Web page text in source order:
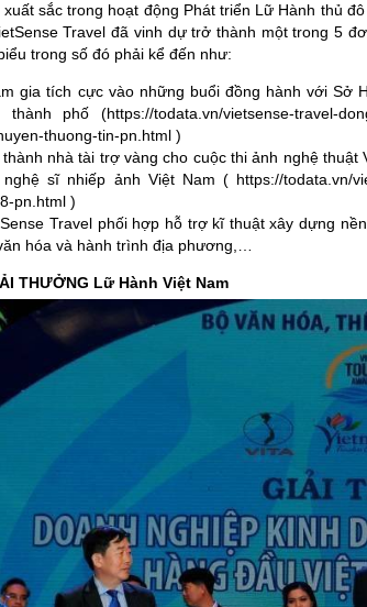
sắc trong hoạt động Phát triển Lữ Hành thủ
Travel đã vinh dự trở thành một trong 5
trong số đó phải kể đến như:
gia tích cực vào những buổi đồng hành với Sở
thành phố (https://todata.vn/vietsense-travel-
thuong-tin-pn.html )
nhà tài trợ vàng cho cuộc thi ảnh nghệ
nghệ sĩ nhiếp ảnh Việt Nam ( https://todata.vn/
pn.html )
Travel phối hợp hỗ trợ kĩ thuật xây dựng
hóa và hành trình địa phương,…
THƯỞNG Lữ Hành Việt Nam